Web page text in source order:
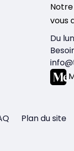
vous
Du
Plan du site